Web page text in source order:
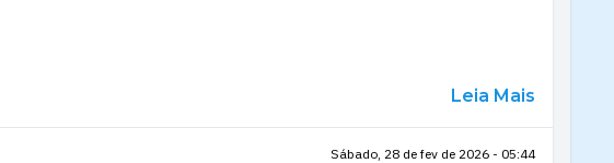
Leia Mais
Sábado, 28 de fev de 2026 - 05:44